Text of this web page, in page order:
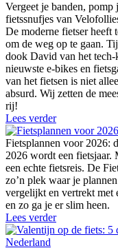
Vergeet je banden, pomp
fietssnufjes van
De moderne fietser
om de weg op te gaan.
dook David van het
nieuwste e-bikes en
van het fietsen is niet
absurd. Wij zetten de
rij!
Lees verder
Fietsplannen voor 2026:
2026 wordt een fietsjaar.
een echte fietsreis. De
zo’n plek waar je
vergelijkt en vertrekt
en zo ga je er slim heen.
Lees verder